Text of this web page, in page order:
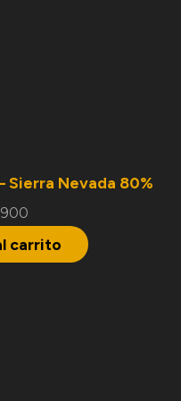
Sierra Nevada 80%
carrito